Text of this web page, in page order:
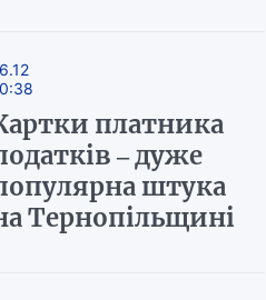
платника
– дуже
штука
Тернопільщині